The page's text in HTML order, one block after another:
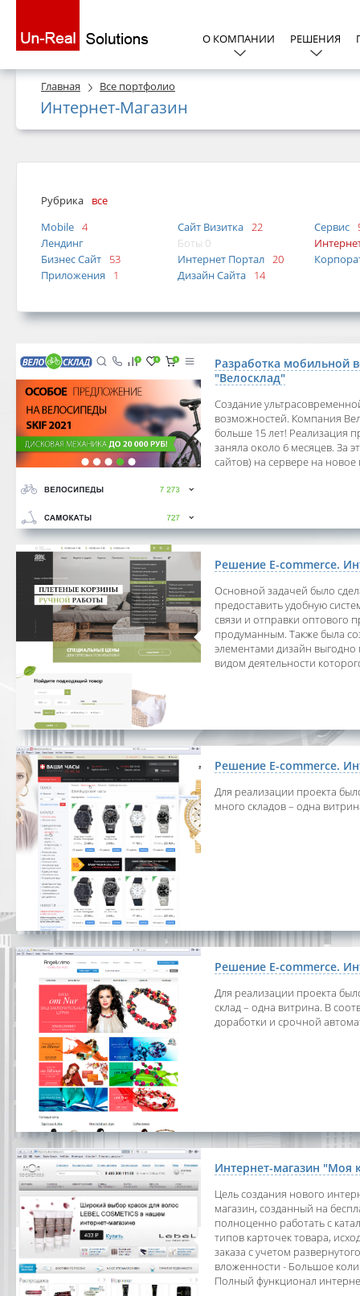
О КОМПАНИИ РЕШЕНИЯ
Главная Все портфолио
Интернет-Магазин
Рубрика
все
Mobile 4 Сайт Визитка 22 Сервис
Лендинг
Боты 0
Бизнес Сайт
53 Интернет Портал 20
Приложения
1 Дизайн Сайта 14
Разработка мобильной
"Велосклад"
Создание
возможностей. Компания
больше 15 лет! Реализация
заняла около 6 месяцев. За
сайтов) на сервере на
Решение E-commerce.
Основной задачей было
предоставить удобную
связи и отправки оптового
продуманным. Также была
элементами дизайн
видом деятельности
Решение E-commerce.
Для реализации проекта
много складов – одна
Решение E-commerce.
Для реализации проекта
склад – одна витрина. В
доработки и срочной
Интернет-магазин "Моя
Цель создания нового
магазин, созданный на
полноценно работать с
типов карточек товара,
заказа с учетом
вложенности - Большое
Полный функционал